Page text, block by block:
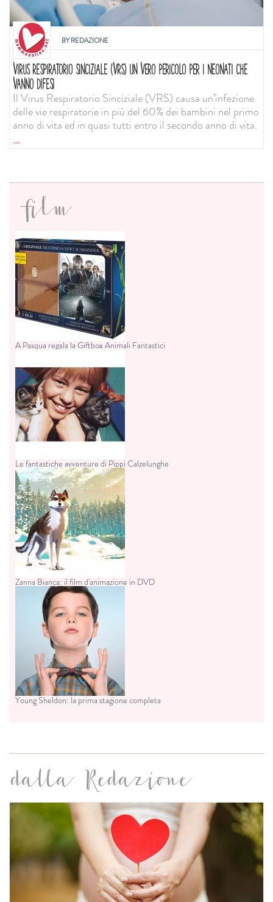
BYREDAZIONE
VIRUS RESPIRATORIO SINCIZIALE (VRS) UN VERO PERICOLO PER I NEONATI CHE
VANNO DIFESI
Il Virus Respiratorio Sinciziale (VRS) causa un’infezione
delle vie respiratorie in più del 60% dei bambini nel primo
anno di vita ed in quasi tutti entro il secondo anno di vita.
...
film
A Pasqua regala la Giftbox Animali Fantastici
Le fantastiche avventure di Pippi Calzelunghe
Zanna Bianca: il film d'animazione in DVD
Young Sheldon: la prima stagione completa
dalla Redazione